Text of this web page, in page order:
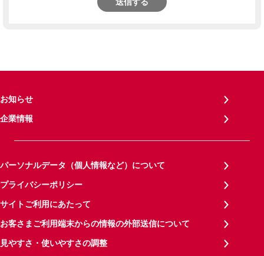
お知らせ
企業情報
パーソナルデータ（個人情報など）について
プライバシーポリシー
サイトご利用にあたって
お客さまご利用端末からの情報の外部送信について
見やすさ・使いやすさの調整